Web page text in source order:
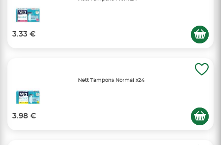
3.33 €
Nett Tampons Normal x24
3.98 €